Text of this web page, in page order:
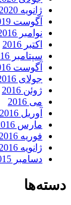
ژانویه 2020
آگوست 2019
نوامبر 2016
اکتبر 2016
سپتامبر 2016
آگوست 2016
جولای 2016
ژوئن 2016
می 2016
آوریل 2016
مارس 2016
فوریه 2016
ژانویه 2016
دسامبر 2015
دسته‌ها